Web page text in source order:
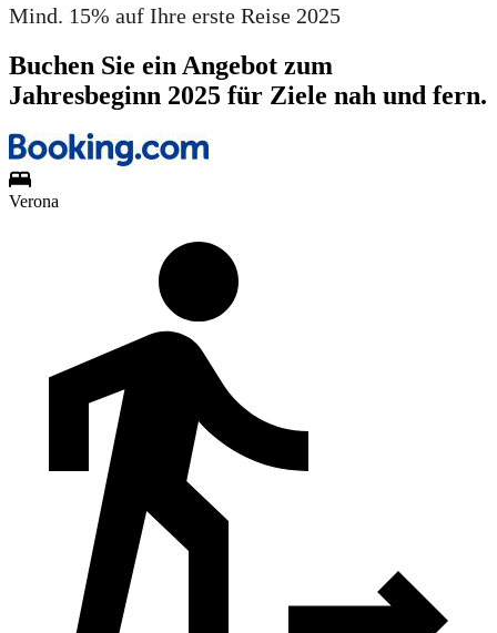
Mind. 15% auf Ihre erste Reise 2025
Buchen Sie ein Angebot zum
Jahresbeginn 2025 für Ziele nah und fern.
Verona